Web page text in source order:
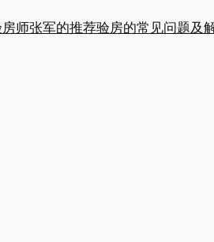
师张军的推荐验房的常见问题及